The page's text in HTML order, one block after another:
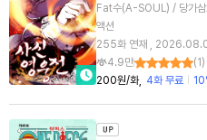
Fat수(A-SOUL) / 당가
액션
255화 연재 ,
4.9만
(1 )
200원/화
4화 무료